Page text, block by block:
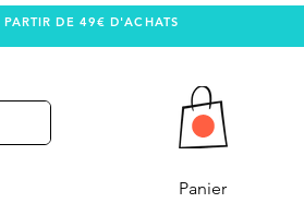
DE 49€ D'ACHATS
Panier